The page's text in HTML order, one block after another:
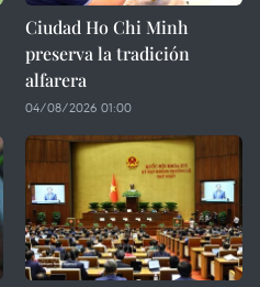
Ciudad Ho Chi Minh
preserva la tradición
alfarera
04/08/2026 01:00